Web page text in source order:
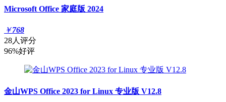
Microsoft Office 家庭版 2024
￥768
28人评分
96%好评
金山WPS Office 2023 for Linux 专业版 V12.8